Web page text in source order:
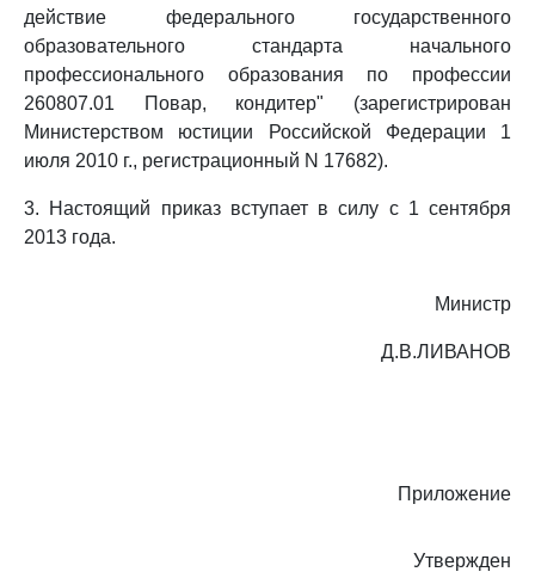
действие федерального государственного
образовательного стандарта начального
профессионального образования по профессии
260807.01 Повар, кондитер" (зарегистрирован
Министерством юстиции Российской Федерации 1
июля 2010 г., регистрационный N 17682).
3. Настоящий приказ вступает в силу с 1 сентября
2013 года.
Министр
Д.В.ЛИВАНОВ
Приложение
Утвержден